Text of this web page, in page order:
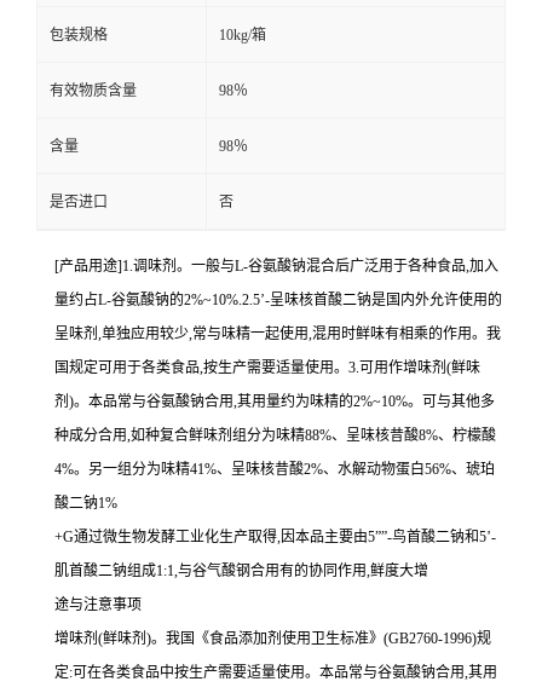
包装规格 10kg/箱
有效物质含量 98％
含量 98％
是否进口 否
[产品用途]1.调味剂。一般与L-谷氨酸钠混合后广泛用于各种食品,加入
量约占L-谷氨酸钠的2%~10%.2.5’-呈味核首酸二钠是国内外允许使用的
呈味剂,单独应用较少,常与味精一起使用,混用时鲜味有相乘的作用。我
国规定可用于各类食品,按生产需要适量使用。3.可用作增味剂(鲜味
剂)。本品常与谷氨酸钠合用,其用量约为味精的2%~10%。可与其他多
种成分合用,如种复合鲜味剂组分为味精88%、呈味核昔酸8%、柠檬酸
4%。另一组分为味精41%、呈味核昔酸2%、水解动物蛋白56%、琥珀
酸二钠1%
+G通过微生物发酵工业化生产取得,因本品主要由5””-鸟首酸二钠和5’-
肌首酸二钠组成1:1,与谷气酸钢合用有的协同作用,鲜度大增
途与注意事项
增味剂(鲜味剂)。我国《食品添加剂使用卫生标准》(GB2760-1996)规
定:可在各类食品中按生产需要适量使用。本品常与谷氨酸钠合用,其用